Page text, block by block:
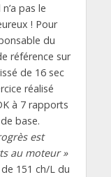
pas le
! Pour
du
référence sur
de 16 sec
réalisé
à 7 rapports
base.
est
au moteur »
151 ch/L du